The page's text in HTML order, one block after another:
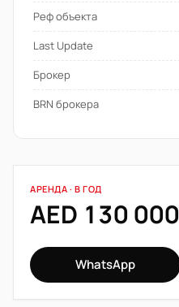
Реф объекта
Last Update
Брокер
BRN брокера
АРЕНДА · В ГОД
AED 130 000
WhatsApp